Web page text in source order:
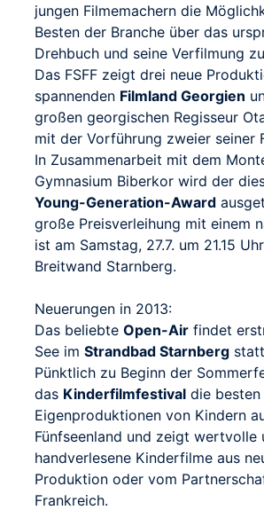
jungen Filmemachern die
Besten der Branche über das
Drehbuch und seine Verfilmung
Das FSFF zeigt drei neue
spannenden Filmland Georgien
großen georgischen Regisseur
mit der Vorführung zweier seiner
In Zusammenarbeit mit dem
Gymnasium Biberkor wird der
Young-Generation-Award
große Preisverleihung mit einem
ist am Samstag, 27.7. um 21.15
Breitwand Starnberg.
Neuerungen in 2013:
Das beliebte Open-Air findet
See im Strandbad Starnberg
Pünktlich zu Beginn der
das Kinderfilmfestival die besten
Eigenproduktionen von Kindern
Fünfseenland und zeigt wertvolle
handverlesene Kinderfilme aus
Produktion oder vom
Frankreich.